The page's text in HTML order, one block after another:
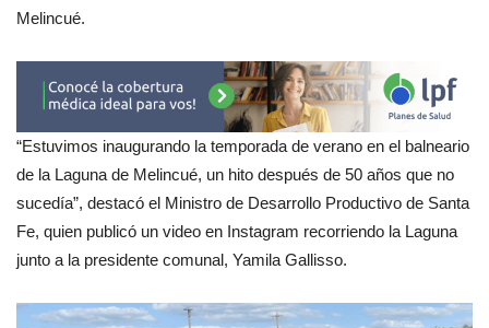
Melincué.
“Estuvimos inaugurando la temporada de verano en el balneario
de la Laguna de Melincué, un hito después de 50 años que no
sucedía”, destacó el Ministro de Desarrollo Productivo de Santa
Fe, quien publicó un video en Instagram recorriendo la Laguna
junto a la presidente comunal, Yamila Gallisso.